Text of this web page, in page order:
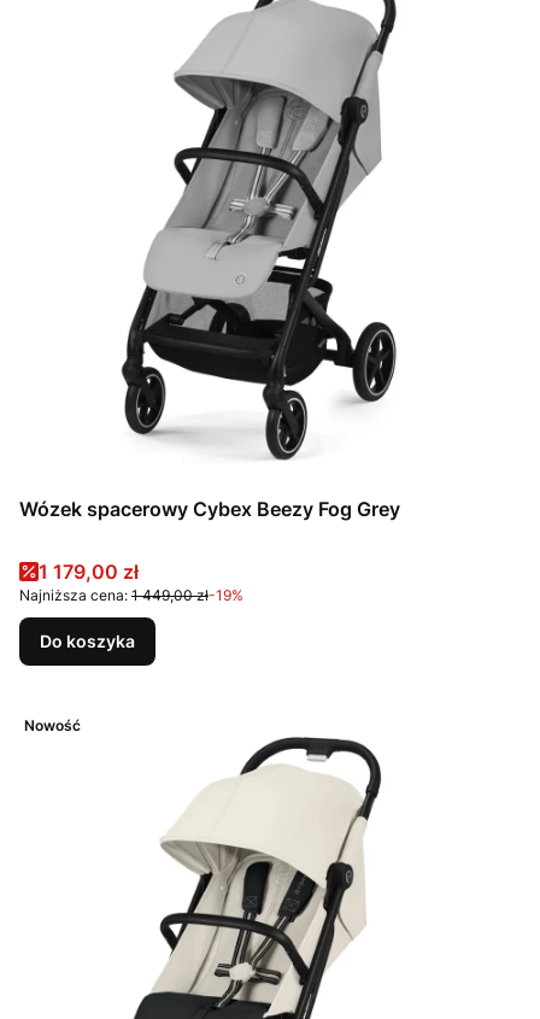
Wózek spacerowy Cybex Beezy Fog Grey
Cena promocyjna
1 179,00 zł
Najniższa cena: 1 449,00 zł-19%
Do koszyka
Nowość